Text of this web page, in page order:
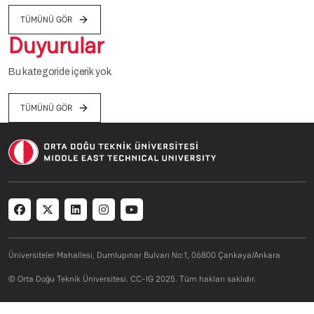
TÜMÜNÜ GÖR
Duyurular
Bu kategoride içerik yok.
TÜMÜNÜ GÖR
Social menu
Üniversiteler Mahallesi, Dumlupınar Bulvarı No:1, 06800 Çankaya/Ankara
© Orta Doğu Teknik Üniversitesi. CC-IG 2025. Tüm hakları saklıdır.